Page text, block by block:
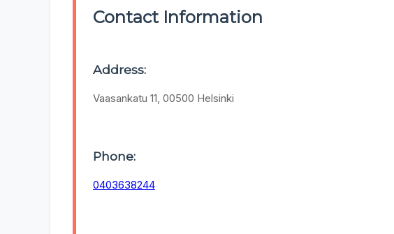
Contact Information
Address:
Vaasankatu 11, 00500 Helsinki
Phone:
0403638244